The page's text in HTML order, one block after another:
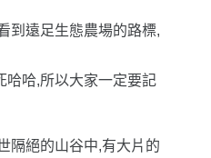
到遠足生態農場的路標,
哈哈,所以大家一定要記
隔絕的山谷中,有大片的